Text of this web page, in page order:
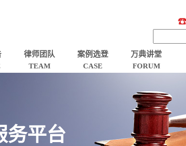
律师团队
TEAM
案例选登
CASE
万典讲堂
FORUM
务平台